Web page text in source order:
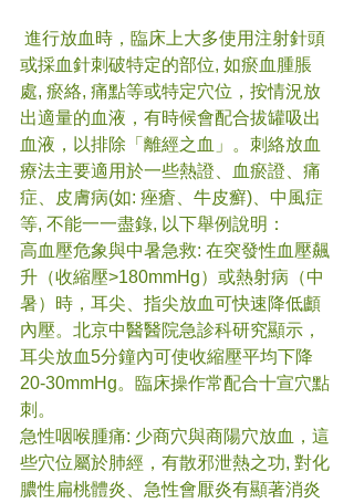
進行放血時，臨床上大多使用注射針頭
或採血針刺破特定的部位, 如瘀血腫脹
處, 瘀絡, 痛點等或特定穴位，按情況放
出適量的血液，有時候會配合拔罐吸出
血液，以排除「離經之血」。刺絡放血
療法主要適用於一些熱證、血瘀證、痛
症、皮膚病(如: 痤瘡、牛皮癬)、中風症
等, 不能一一盡錄, 以下舉例說明：
高血壓危象與中暑急救: 在突發性血壓飆
升（收縮壓>180mmHg）或熱射病（中
暑）時，耳尖、指尖放血可快速降低顱
內壓。北京中醫醫院急診科研究顯示，
耳尖放血5分鐘內可使收縮壓平均下降
20-30mmHg。臨床操作常配合十宣穴點
刺。
急性咽喉腫痛: 少商穴與商陽穴放血，這
些穴位屬於肺經，有散邪泄熱之功, 對化
膿性扁桃體炎、急性會厭炎有顯著消炎